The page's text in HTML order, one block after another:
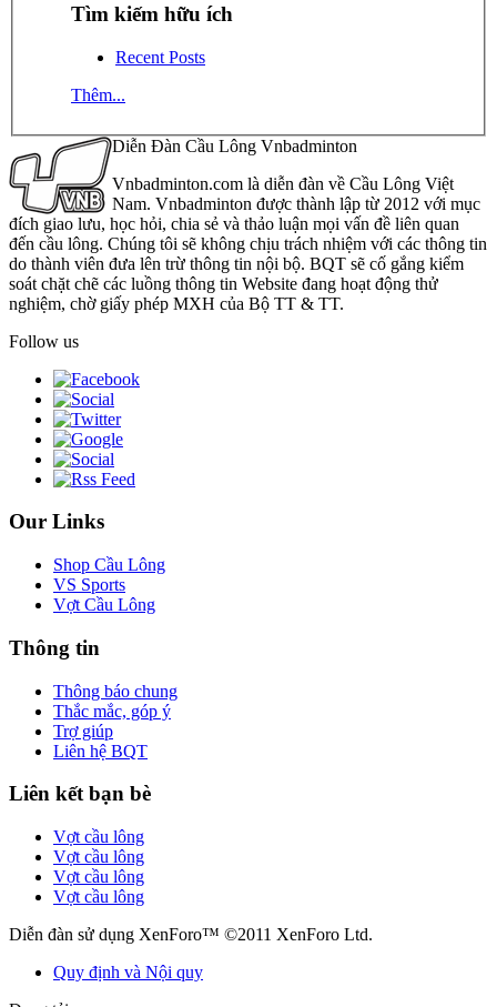
Tìm kiếm hữu ích
Recent Posts
Thêm...
Diễn Đàn Cầu Lông Vnbadminton
Vnbadminton.com là diễn đàn về Cầu Lông Việt
Nam. Vnbadminton được thành lập từ 2012 với mục
đích giao lưu, học hỏi, chia sẻ và thảo luận mọi vấn đề liên quan
đến cầu lông. Chúng tôi sẽ không chịu trách nhiệm với các thông tin
do thành viên đưa lên trừ thông tin nội bộ. BQT sẽ cố gắng kiểm
soát chặt chẽ các luồng thông tin Website đang hoạt động thử
nghiệm, chờ giấy phép MXH của Bộ TT & TT.
Follow us
Our Links
Shop Cầu Lông
VS Sports
Vợt Cầu Lông
Thông tin
Thông báo chung
Thắc mắc, góp ý
Trợ giúp
Liên hệ BQT
Liên kết bạn bè
Vợt cầu lông
Vợt cầu lông
Vợt cầu lông
Vợt cầu lông
Diễn đàn sử dụng XenForo™ ©2011 XenForo Ltd.
Quy định và Nội quy